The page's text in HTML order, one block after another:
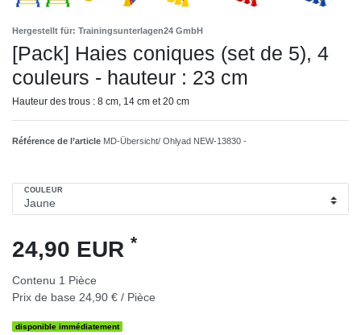
Hergestellt für: Trainingsunterlagen24 GmbH
[Pack] Haies coniques (set de 5), 4
couleurs - hauteur : 23 cm
Hauteur des trous : 8 cm, 14 cm et 20 cm
Référence de l’article MD-Übersicht/ Ohlyad NEW-13830 -
COULEUR
24,90 EUR *
Contenu 1 Pièce
Prix de base 24,90 € / Pièce
disponible immédiatement